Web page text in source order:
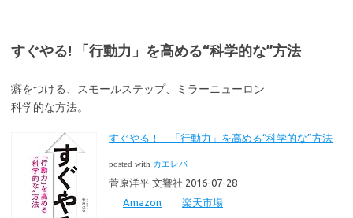
すぐやる! 「行動力」を高める“科学的な”方法
癖をつける、スモールステップ、ミラーニューロン
科学的な方法。
すぐやる！ 「行動力」を高める“科学的な”方法
posted with カエレバ
菅原洋平 文響社 2016-07-28
Amazon
楽天市場